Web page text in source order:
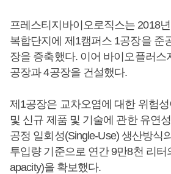
프레스티지바이오로직스는 2018
복합단지에 제1캠퍼스 1공장을 준
장을 증축했다. 이어 바이오플러스
공장과 4공장을 건설했다.
제1공장은 교차오염에 대한 위험
및 신규 제품 및 기술에 관한 유연
공정 일회성(Single-Use) 생산방식
투입량 기준으로 연간 9만8천 리터
apacity)을 확보했다.